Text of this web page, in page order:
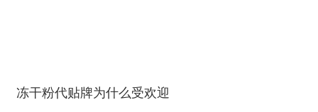
冻干粉代贴牌为什么受欢迎